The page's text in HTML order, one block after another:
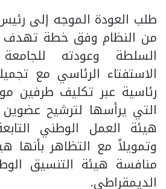
طلب العودة الموجه إلى
من النظام وفق خطة تهدف
السلطة وعودته للجامعة
الاستفتاء الرئاسي مع
رئاسية عبر تكليف طرفين
التي يرأسها لترشيح
هيئة العمل الوطني
وتمويلاً مع التظاهر بأنها
منافسة هيئة التنسيق
الديمقراطي.